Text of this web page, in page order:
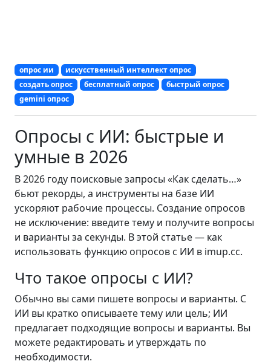
опрос ии
искусственный интеллект опрос
создать опрос
бесплатный опрос
быстрый опрос
gemini опрос
Опросы с ИИ: быстрые и
умные в 2026
В 2026 году поисковые запросы «Как сделать…»
бьют рекорды, а инструменты на базе ИИ
ускоряют рабочие процессы. Создание опросов
не исключение: введите тему и получите вопросы
и варианты за секунды. В этой статье — как
использовать функцию опросов с ИИ в imup.cc.
Что такое опросы с ИИ?
Обычно вы сами пишете вопросы и варианты. С
ИИ вы кратко описываете тему или цель; ИИ
предлагает подходящие вопросы и варианты. Вы
можете редактировать и утверждать по
необходимости.